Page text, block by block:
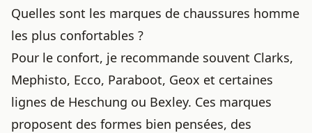
Quelles sont les marques de chaussures homme
les plus confortables ?
Pour le confort, je recommande souvent Clarks,
Mephisto, Ecco, Paraboot, Geox et certaines
lignes de Heschung ou Bexley. Ces marques
proposent des formes bien pensées, des